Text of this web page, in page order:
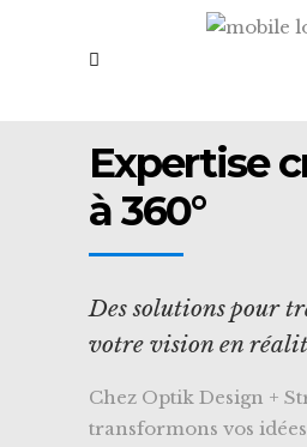
Expertise
à 360°
Des solutions pour
votre vision en
Chez Optik Design +
transformons vos